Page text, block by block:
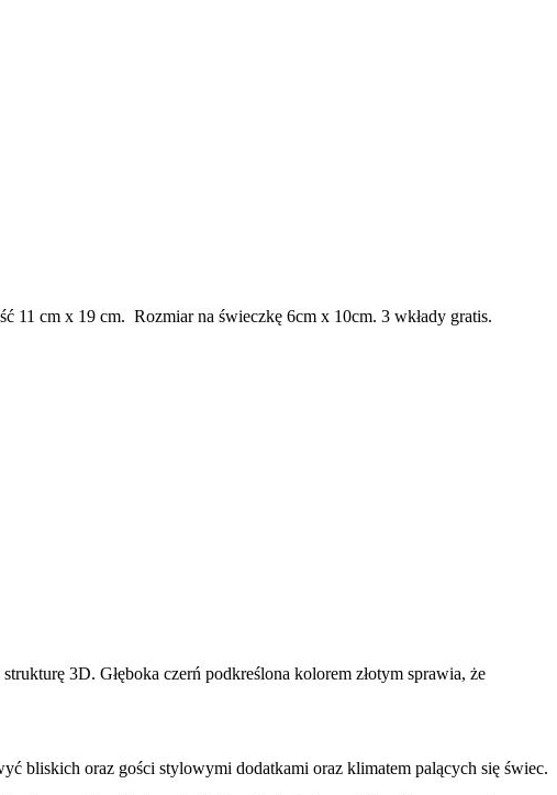
cm x 19 cm. Rozmiar na świeczkę 6cm x 10cm. 3 wkłady gratis.
3D. Głęboka czerń podkreślona kolorem złotym sprawia, że
bliskich oraz gości stylowymi dodatkami oraz klimatem palących się świec.